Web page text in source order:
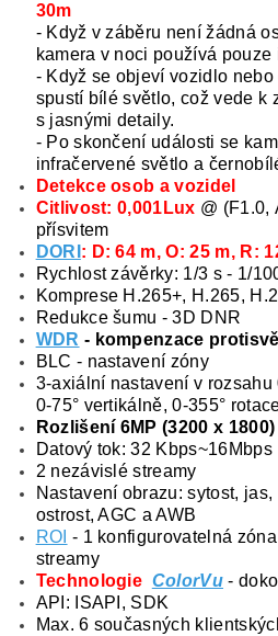
30m
- Když v záběru není žádná
kamera v noci používá
- Když se objeví vozidlo
spustí bílé světlo, což vede k
s jasnými detaily.
- Po skončení události se
infračervené světlo a
Detekce osob a vozidel
Citlivost: 0,001Lux @ (F1.0,
přísvitem
DORI : D: 64 m, O: 25 m, R:
Rychlost závěrky: 1/3 s - 1/
Komprese H.265+, H.265,
Redukce šumu - 3D DNR
WDR - kompenzace
BLC - nastavení zóny
3-axiální nastavení v rozsahu
0-75° vertikálně, 0-355°
Rozlišení 6MP (3200 x
Datový tok: 32 Kbps~16Mbps
2 nezávislé streamy
Nastavení obrazu: sytost, jas,
ostrost, AGC a AWB
ROI - 1 konfigurovatelná
streamy
Technologie ColorVu -
API: ISAPI, SDK
Max. 6 současných